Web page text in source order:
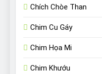
Chích Chòe Than
Chim Cu Gáy
Chim Họa Mi
Chim Khướu